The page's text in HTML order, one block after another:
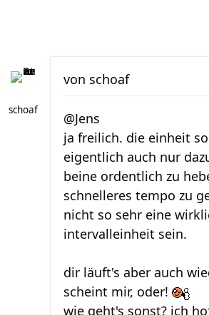
schoaf
von schoaf
@Jens
ja freilich. die einheit
eigentlich auch nur
beine ordentlich zu
schnelleres tempo zu
nicht so sehr eine
intervalleinheit sein.
dir läuft's aber auch
scheint mir, oder!
wie geht's sonst? ich